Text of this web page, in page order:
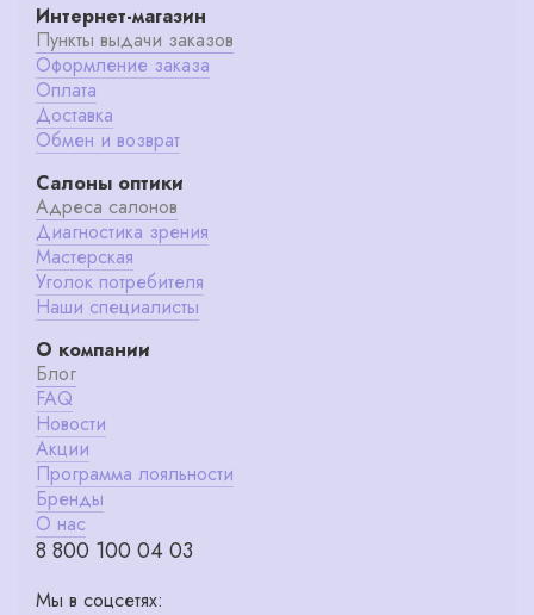
Интернет-магазин
Пункты выдачи заказов
Оформление заказа
Оплата
Доставка
Обмен и возврат
Салоны оптики
Адреса салонов
Диагностика зрения
Мастерская
Уголок потребителя
Наши специалисты
О компании
Блог
FAQ
Новости
Акции
Программа лояльности
Бренды
О нас
8 800 100 04 03
Мы в соцсетях: